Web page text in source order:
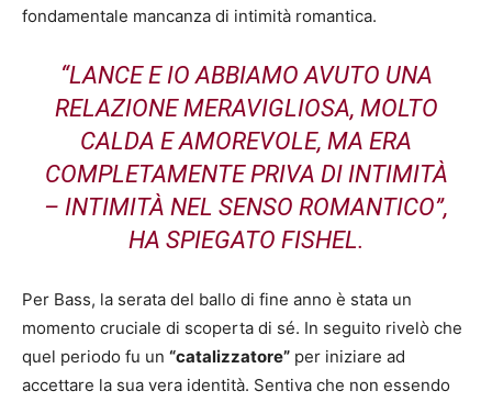
fondamentale mancanza di intimità romantica.
“LANCE E IO ABBIAMO AVUTO UNA
RELAZIONE MERAVIGLIOSA, MOLTO
CALDA E AMOREVOLE, MA ERA
COMPLETAMENTE PRIVA DI INTIMITÀ
– INTIMITÀ NEL SENSO ROMANTICO”,
HA SPIEGATO FISHEL.
Per Bass, la serata del ballo di fine anno è stata un
momento cruciale di scoperta di sé. In seguito rivelò che
quel periodo fu un “catalizzatore” per iniziare ad
accettare la sua vera identità. Sentiva che non essendo